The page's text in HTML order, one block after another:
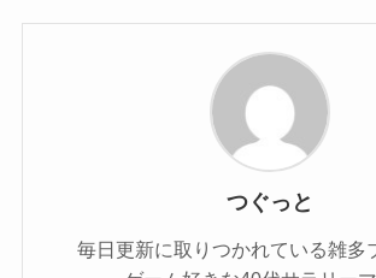
つぐっと
毎日更新に取りつかれている雑多